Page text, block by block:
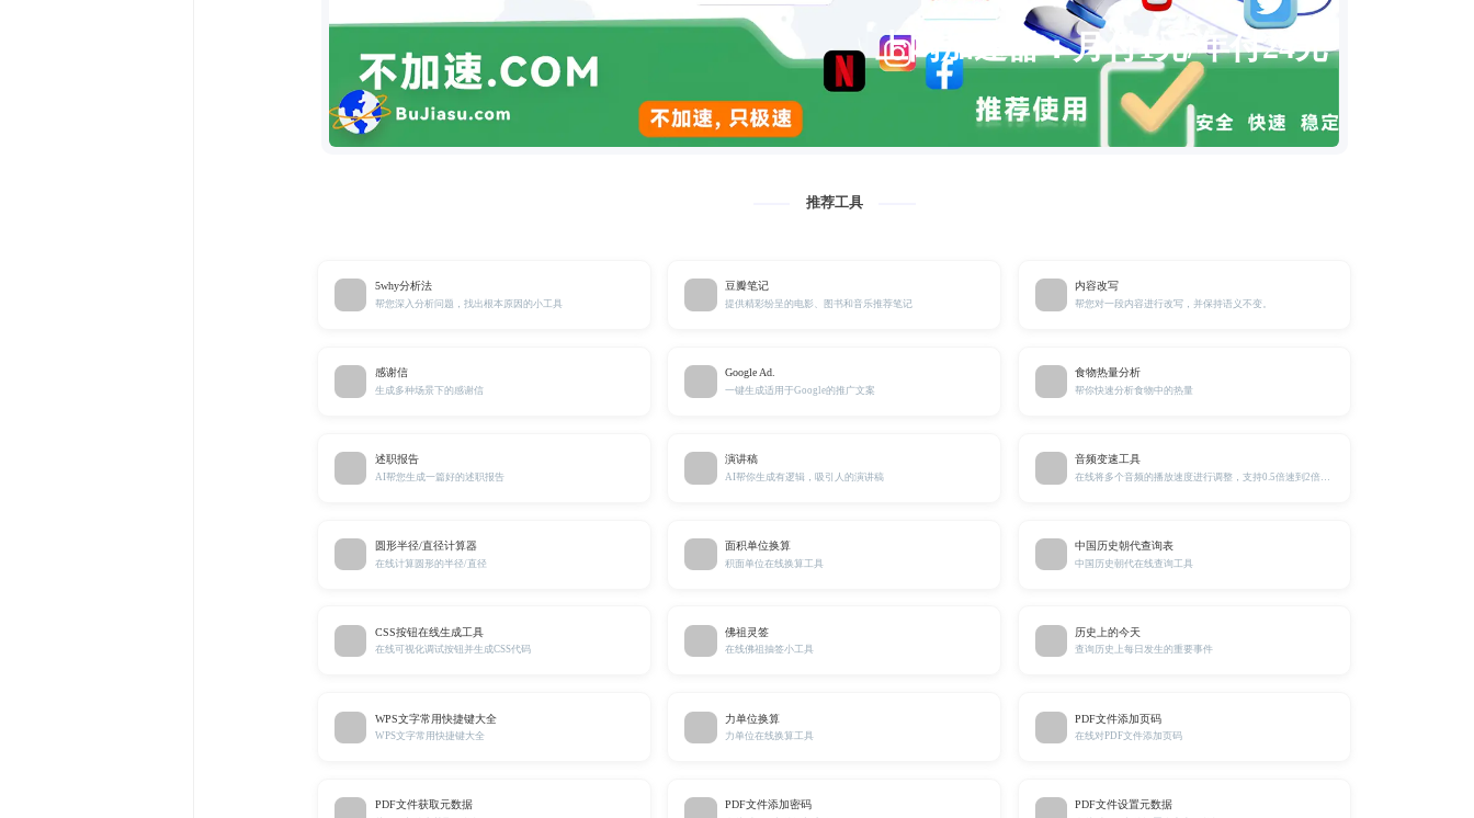
上网加速器：月付1元/年付24元
推荐工具
5why分析法
帮您深入分析问题，找出根本原因的小工具
豆瓣笔记
提供精彩纷呈的电影、图书和音乐推荐笔记
内容改写
帮您对一段内容进行改写，并保持语义不变。
感谢信
生成多种场景下的感谢信
Google Ad.
一键生成适用于Google的推广文案
食物热量分析
帮你快速分析食物中的热量
述职报告
AI帮您生成一篇好的述职报告
演讲稿
AI帮你生成有逻辑，吸引人的演讲稿
音频变速工具
圆形半径/直径计算器
在线计算圆形的半径/直径
面积单位换算
积面单位在线换算工具
中国历史朝代查询表
中国历史朝代在线查询工具
CSS按钮在线生成工具
在线可视化调试按钮并生成CSS代码
佛祖灵签
在线佛祖抽签小工具
历史上的今天
查询历史上每日发生的重要事件
WPS文字常用快捷键大全
WPS文字常用快捷键大全
力单位换算
力单位在线换算工具
PDF文件添加页码
在线对PDF文件添加页码
PDF文件获取元数据 PDF文件添加密码 PDF文件设置元数据